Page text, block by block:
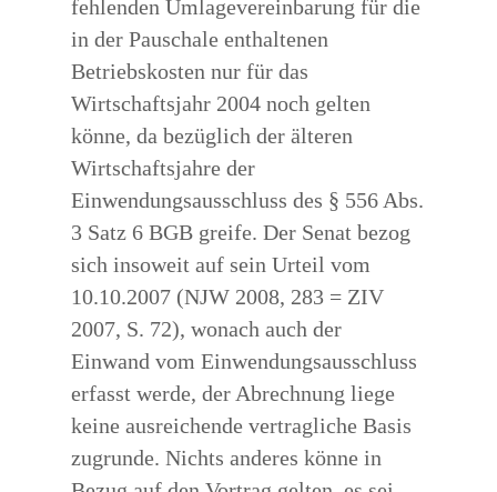
fehlenden Umlagevereinbarung für die
in der Pauschale enthaltenen
Betriebskosten nur für das
Wirtschaftsjahr 2004 noch gelten
könne, da bezüglich der älteren
Wirtschaftsjahre der
Einwendungsausschluss des § 556 Abs.
3 Satz 6 BGB greife. Der Senat bezog
sich insoweit auf sein Urteil vom
10.10.2007 (NJW 2008, 283 = ZIV
2007, S. 72), wonach auch der
Einwand vom Einwendungsausschluss
erfasst werde, der Abrechnung liege
keine ausreichende vertragliche Basis
zugrunde. Nichts anderes könne in